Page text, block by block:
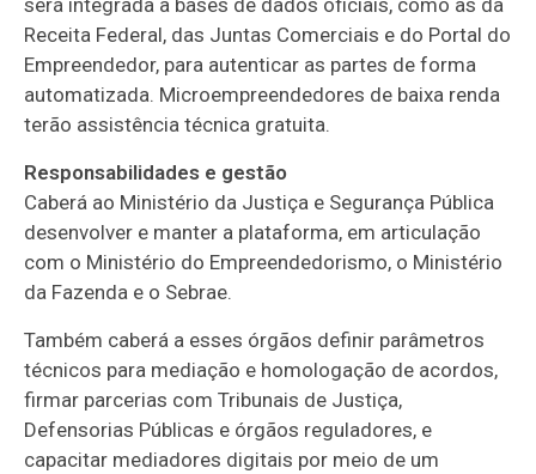
Receita Federal, das Juntas Comerciais e do Portal do
Empreendedor, para autenticar as partes de forma
automatizada. Microempreendedores de baixa renda
terão assistência técnica gratuita.
Responsabilidades e gestão
Caberá ao Ministério da Justiça e Segurança Pública
desenvolver e manter a plataforma, em articulação
com o Ministério do Empreendedorismo, o Ministério
da Fazenda e o Sebrae.
Também caberá a esses órgãos definir parâmetros
técnicos para mediação e homologação de acordos,
firmar parcerias com Tribunais de Justiça,
Defensorias Públicas e órgãos reguladores, e
capacitar mediadores digitais por meio de um